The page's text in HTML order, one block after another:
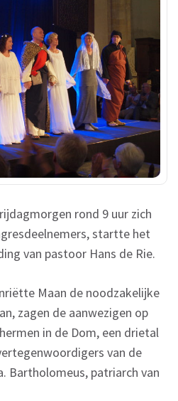
rond 9 uur zich
startte het
van pastoor Hans de Rie.
Maan de noodzakelijke
zagen de aanwezigen op
in de Dom, een drietal
van de
Bartholomeus, patriarch van